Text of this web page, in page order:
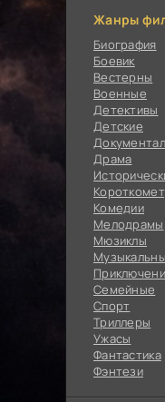
Жанры
Биография
Боевик
Вестерны
Военные
Детективы
Детские
Драма
Комедии
Мелодрамы
Мюзиклы
Семейные
Cпорт
Триллеры
Ужасы
Фантастика
Фэнтези